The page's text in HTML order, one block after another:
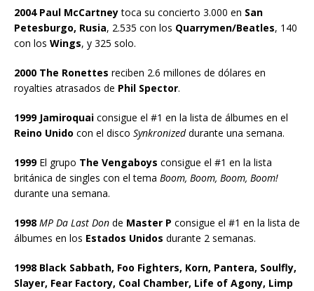
2004 Paul McCartneytoca su concierto 3.000 en San
Petesburgo, Rusia, 2.535 con los Quarrymen/Beatles, 140
con los Wings, y 325 solo.
2000 The Ronettes reciben 2.6 millones de dólares en
royalties atrasados de Phil Spector.
1999 Jamiroquai consigue el #1 en la lista de álbumes en el
Reino Unido con el disco Synkronizeddurante una semana.
1999El grupo The Vengaboys consigue el #1 en la lista
británica de singles con el tema Boom, Boom, Boom, Boom!
durante una semana.
1998 MP Da Last Don de Master P consigue el #1 en la lista de
álbumes en los Estados Unidos durante 2 semanas.
1998 Black Sabbath, Foo Fighters, Korn, Pantera, Soulfly,
Slayer, Fear Factory, Coal Chamber, Life of Agony, Limp